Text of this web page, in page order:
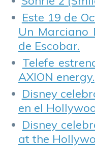
Este 19 de
Un Marciano
de Escobar.
Telefe
AXION energy.
Disney
en el
Disney
at the